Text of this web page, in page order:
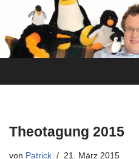
Theotagung 2015
von Patrick 21. März 2015